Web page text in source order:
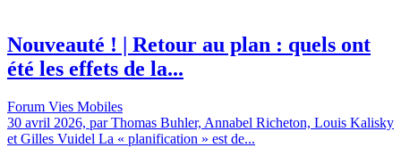
Nouveauté ! | Retour au plan : quels ont
été les effets de la...
Forum Vies Mobiles
30 avril 2026, par Thomas Buhler, Annabel Richeton, Louis Kalisky
et Gilles Vuidel La « planification » est de...